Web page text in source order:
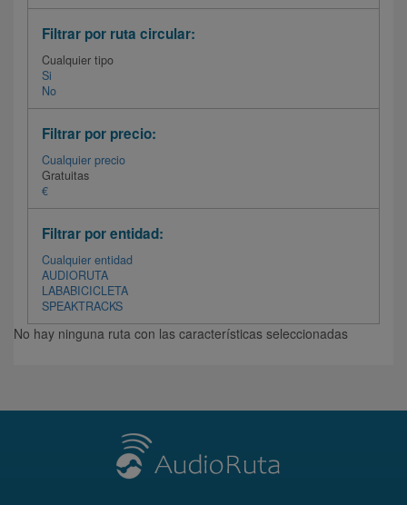
Filtrar por ruta circular:
Cualquier tipo
Si
No
Filtrar por precio:
Cualquier precio
Gratuitas
€
Filtrar por entidad:
Cualquier entidad
AUDIORUTA
LABABICICLETA
SPEAKTRACKS
No hay ninguna ruta con las características seleccionadas